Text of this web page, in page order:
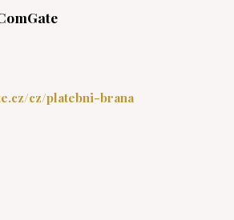
cz/platebni-brana